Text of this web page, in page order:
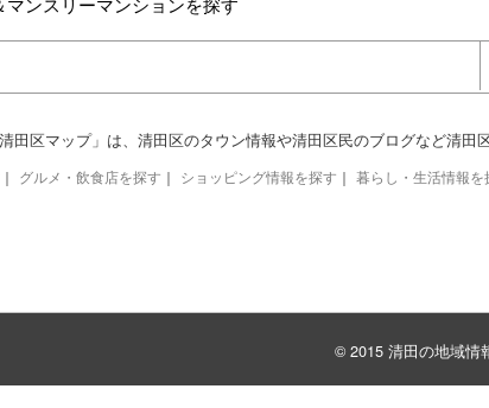
田区マップ」は、清田区のタウン情報や清田区民のブログなど清田
｜ グルメ・飲食店を探す ｜ ショッピング情報を探す ｜ 暮らし・生活情報を
© 2015 清田の地域情